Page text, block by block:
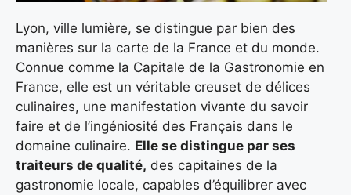
Lyon, ville lumière, se distingue par bien des
manières sur la carte de la France et du monde.
Connue comme la Capitale de la Gastronomie en
France, elle est un véritable creuset de délices
culinaires, une manifestation vivante du savoir
faire et de l’ingéniosité des Français dans le
domaine culinaire. Elle se distingue par ses
traiteurs de qualité, des capitaines de la
gastronomie locale, capables d’équilibrer avec